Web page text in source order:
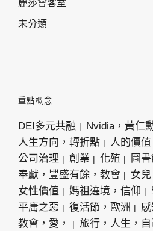
麗莎會客室
未分類
重點概念
DEI多元共融 Nvidia，黃仁
人生方向，轉折點
人的價值
公司治理
創業 化殖
圖
奉獻，豐盛有餘，教會
女
女性價值
媽祖遶境，信仰
平庸之惡
復活節，歐洲 感
教會，愛，
旅行，人生，